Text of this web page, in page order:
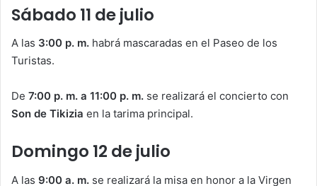
Sábado 11 de julio
A las 3:00 p. m. habrá mascaradas en el Paseo de los
Turistas.
De 7:00 p. m. a 11:00 p. m. se realizará el concierto con
Son de Tikizia en la tarima principal.
Domingo 12 de julio
A las 9:00 a. m. se realizará la misa en honor a la Virgen